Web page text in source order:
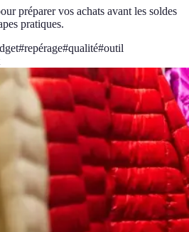
préparer vos achats avant les soldes
pratiques.
#repérage#qualité#outil